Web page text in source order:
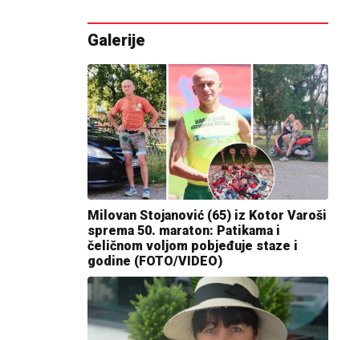
Galerije
Milovan Stojanović (65) iz Kotor Varoši
sprema 50. maraton: Patikama i
čeličnom voljom pobjeđuje staze i
godine (FOTO/VIDEO)